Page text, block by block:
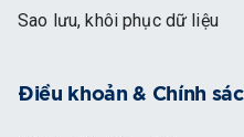
Sao lưu, khôi phục dữ liệu
Điều khoản & Chính